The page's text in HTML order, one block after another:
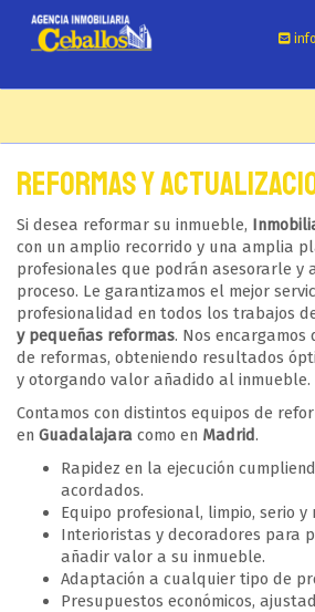
Reformas y
Si desea reformar su inmueble,
con un amplio recorrido y una amplia
profesionales que podrán asesorarle y
proceso. Le garantizamos el mejor
profesionalidad en todos los trabajos
y pequeñas reformas. Nos
de reformas, obteniendo resultados
y otorgando valor añadido al inmueble.
Contamos con distintos equipos de
en Guadalajara como en Madrid.
Rapidez en la ejecución
acordados.
Equipo profesional, limpio, serio y
Interioristas y decoradores para
añadir valor a su inmueble.
Adaptación a cualquier tipo de
Presupuestos económicos,